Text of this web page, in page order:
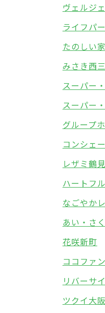
ヴェルジ
ライフパ
たのしい
みさき西
スーパー
スーパー
グループ
コンシェ
レザミ鶴
ハートフ
なごやか
あい・さ
花咲新町
ココファ
リバーサ
ツクイ大